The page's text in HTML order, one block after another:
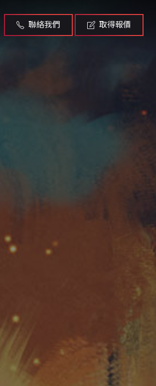
聯絡我們 取得報價